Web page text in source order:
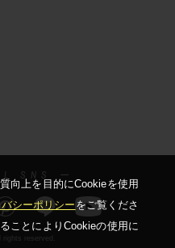
SNS ー
rights reserved.
向上を⽬的にCookieを使⽤
シーポリシーをご覧くださ
ことによりCookieの使⽤に